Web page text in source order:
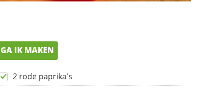
GA IK MAKEN
2 rode paprika's